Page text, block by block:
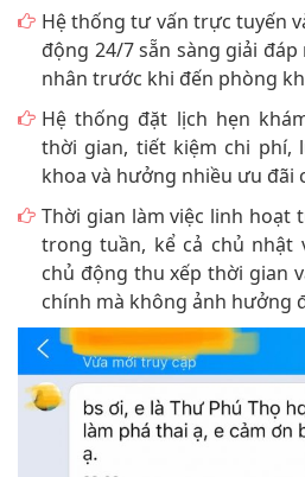
Hệ thống tư vấn trực tuyến
động 24/7 sẵn sàng giải
nhân trước khi đến phòng
Hệ thống đặt lịch hẹn
thời gian, tiết kiệm chi phí,
khoa và hưởng nhiều ưu đãi
Thời gian làm việc linh hoạt
trong tuần, kể cả chủ nhật
chủ động thu xếp thời gian
chính mà không ảnh hưởng